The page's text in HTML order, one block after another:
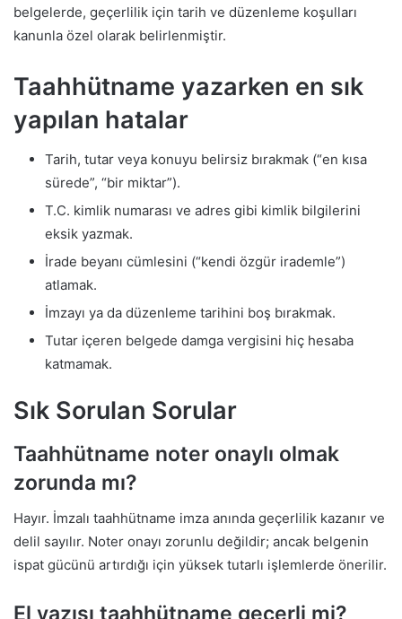
belgelerde, geçerlilik için tarih ve düzenleme koşulları
kanunla özel olarak belirlenmiştir.
Taahhütname yazarken en sık
yapılan hatalar
Tarih, tutar veya konuyu belirsiz bırakmak (“en kısa
sürede”, “bir miktar”).
T.C. kimlik numarası ve adres gibi kimlik bilgilerini
eksik yazmak.
İrade beyanı cümlesini (“kendi özgür irademle”)
atlamak.
İmzayı ya da düzenleme tarihini boş bırakmak.
Tutar içeren belgede damga vergisini hiç hesaba
katmamak.
Sık Sorulan Sorular
Taahhütname noter onaylı olmak
zorunda mı?
Hayır. İmzalı taahhütname imza anında geçerlilik kazanır ve
delil sayılır. Noter onayı zorunlu değildir; ancak belgenin
ispat gücünü artırdığı için yüksek tutarlı işlemlerde önerilir.
El yazısı taahhütname geçerli mi?